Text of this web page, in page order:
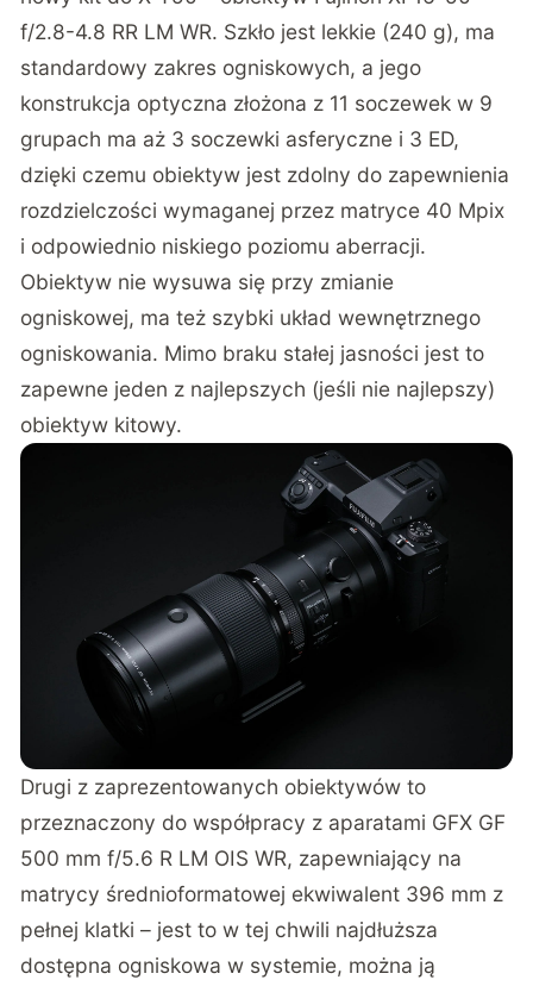
f/2.8-4.8 RR LM WR. Szkło jest lekkie (240 g), ma
standardowy zakres ogniskowych, a jego
konstrukcja optyczna złożona z 11 soczewek w 9
grupach ma aż 3 soczewki asferyczne i 3 ED,
dzięki czemu obiektyw jest zdolny do zapewnienia
rozdzielczości wymaganej przez matryce 40 Mpix
i odpowiednio niskiego poziomu aberracji.
Obiektyw nie wysuwa się przy zmianie
ogniskowej, ma też szybki układ wewnętrznego
ogniskowania. Mimo braku stałej jasności jest to
zapewne jeden z najlepszych (jeśli nie najlepszy)
obiektyw kitowy.
Drugi z zaprezentowanych obiektywów to
przeznaczony do współpracy z aparatami GFX GF
500 mm f/5.6 R LM OIS WR, zapewniający na
matrycy średnioformatowej ekwiwalent 396 mm z
pełnej klatki – jest to w tej chwili najdłuższa
dostępna ogniskowa w systemie, można ją